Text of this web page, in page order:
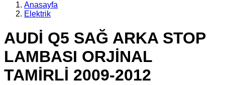
Anasayfa
Elektrik
AUDİ Q5 SAĞ ARKA STOP
LAMBASI ORJİNAL
TAMİRLİ 2009-2012